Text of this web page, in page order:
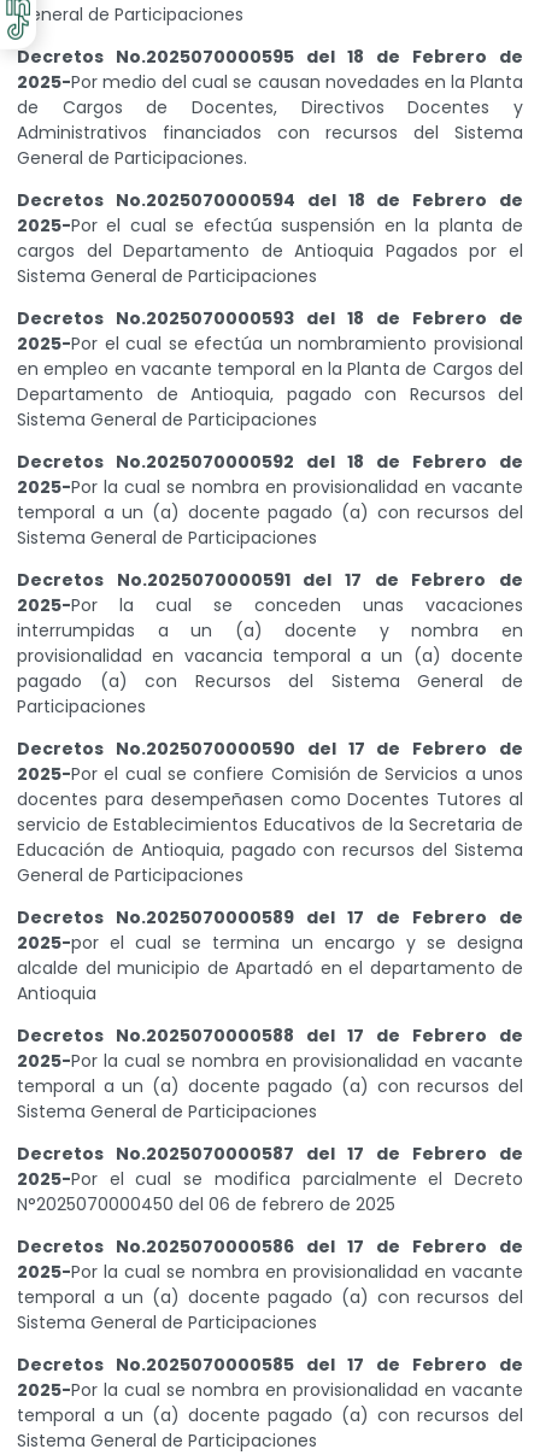
General de Participaciones
Decretos No.2025070000595 del 18 de Febrero de
2025-Por medio del cual se causan novedades en la Planta
de Cargos de Docentes, Directivos Docentes y
Administrativos financiados con recursos del Sistema
General de Participaciones.
Decretos No.2025070000594 del 18 de Febrero de
2025-Por el cual se efectúa suspensión en la planta de
cargos del Departamento de Antioquia Pagados por el
Sistema General de Participaciones
Decretos No.2025070000593 del 18 de Febrero de
2025-Por el cual se efectúa un nombramiento provisional
en empleo en vacante temporal en la Planta de Cargos del
Departamento de Antioquia, pagado con Recursos del
Sistema General de Participaciones
Decretos No.2025070000592 del 18 de Febrero de
2025-Por la cual se nombra en provisionalidad en vacante
temporal a un (a) docente pagado (a) con recursos del
Sistema General de Participaciones
Decretos No.2025070000591 del 17 de Febrero de
2025-Por la cual se conceden unas vacaciones
interrumpidas a un (a) docente y nombra en
provisionalidad en vacancia temporal a un (a) docente
pagado (a) con Recursos del Sistema General de
Participaciones
Decretos No.2025070000590 del 17 de Febrero de
2025-Por el cual se confiere Comisión de Servicios a unos
docentes para desempeñasen como Docentes Tutores al
servicio de Establecimientos Educativos de la Secretaria de
Educación de Antioquia, pagado con recursos del Sistema
General de Participaciones
Decretos No.2025070000589 del 17 de Febrero de
2025-por el cual se termina un encargo y se designa
alcalde del municipio de Apartadó en el departamento de
Antioquia
Decretos No.2025070000588 del 17 de Febrero de
2025-Por la cual se nombra en provisionalidad en vacante
temporal a un (a) docente pagado (a) con recursos del
Sistema General de Participaciones
Decretos No.2025070000587 del 17 de Febrero de
2025-Por el cual se modifica parcialmente el Decreto
N°2025070000450 del 06 de febrero de 2025
Decretos No.2025070000586 del 17 de Febrero de
2025-Por la cual se nombra en provisionalidad en vacante
temporal a un (a) docente pagado (a) con recursos del
Sistema General de Participaciones
Decretos No.2025070000585 del 17 de Febrero de
2025-Por la cual se nombra en provisionalidad en vacante
temporal a un (a) docente pagado (a) con recursos del
Sistema General de Participaciones